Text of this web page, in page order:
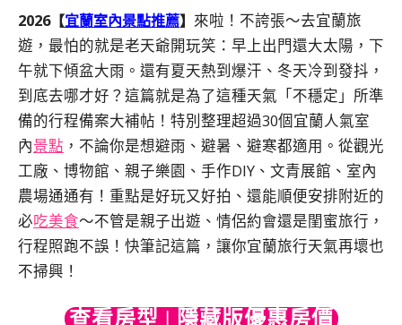
2026【宜蘭室內景點推薦】 來啦！不誇張～去宜蘭旅
遊，最怕的就是老天爺開玩笑：早上出門還大太陽，下
午就下傾盆大雨。還有夏天熱到爆汗、冬天冷到發抖，
到底去哪才好？這篇就是為了這種天氣「不穩定」所準
備的行程備案大補帖！特別整理超過30個宜蘭人氣室
內景點 ，不論你是想避雨、避暑、避寒都適用。從觀光
工廠、博物館、親子樂園、手作DIY、文青展館、室內
農場通通有！重點是好玩又好拍、還能順便安排附近的
必吃美食～不管是親子出遊、情侶約會還是閨蜜旅行，
行程照跑不誤！快筆記這篇，讓你宜蘭旅行天氣再壞也
不掃興！
查看房型 | 隱藏版優惠房價